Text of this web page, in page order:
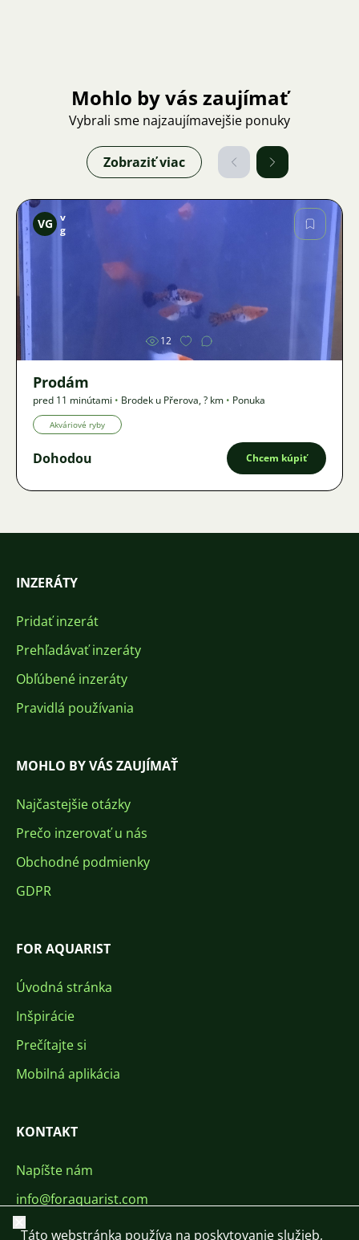
Mohlo by vás zaujímať
Vybrali sme najzaujímavejšie ponuky
Zobraziť viac
Obrázok
VG v
g
12
Prodám
pred 11 minútami • Brodek u Přerova,? km • Ponuka
Akváriové ryby
Dohodou Chcem kúpiť
INZERÁTY
Pridať inzerát
Prehľadávať inzeráty
Obľúbené inzeráty
Pravidlá používania
MOHLO BY VÁS ZAUJÍMAŤ
Najčastejšie otázky
Prečo inzerovať u nás
Obchodné podmienky
GDPR
FOR AQUARIST
Úvodná stránka
Inšpirácie
Prečítajte si
Mobilná aplikácia
KONTAKT
Napíšte nám
info@foraquarist.com
+420 603 449 602
Zavrieť
Táto webstránka používa na poskytovanie služieb,